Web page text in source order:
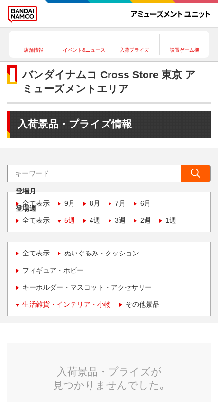
店舗情報 イベント&ニュース 入荷プライズ 設置ゲーム機
バンダイナムコ Cross Store 東京 ア
ミューズメントエリア
入荷景品・プライズ情報
登場月
全て表示
9月 8月 7月 6月
登場週
全て表示
5週 4週 3週 2週 1週
全て表示 ぬいぐるみ・クッション
フィギュア・ホビー
キーホルダー・マスコット・アクセサリー
生活雑貨・インテリア・小物 その他景品